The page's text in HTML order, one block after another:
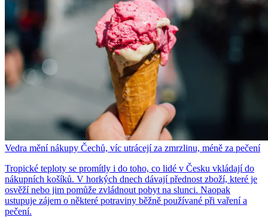
Vedra mění nákupy Čechů, víc utrácejí za zmrzlinu, méně za pečení
Tropické teploty se promítly i do toho, co lidé v Česku vkládají do
nákupních košíků. V horkých dnech dávají přednost zboží, které je
osvěží nebo jim pomůže zvládnout pobyt na slunci. Naopak
ustupuje zájem o některé potraviny běžně používané při vaření a
pečení.